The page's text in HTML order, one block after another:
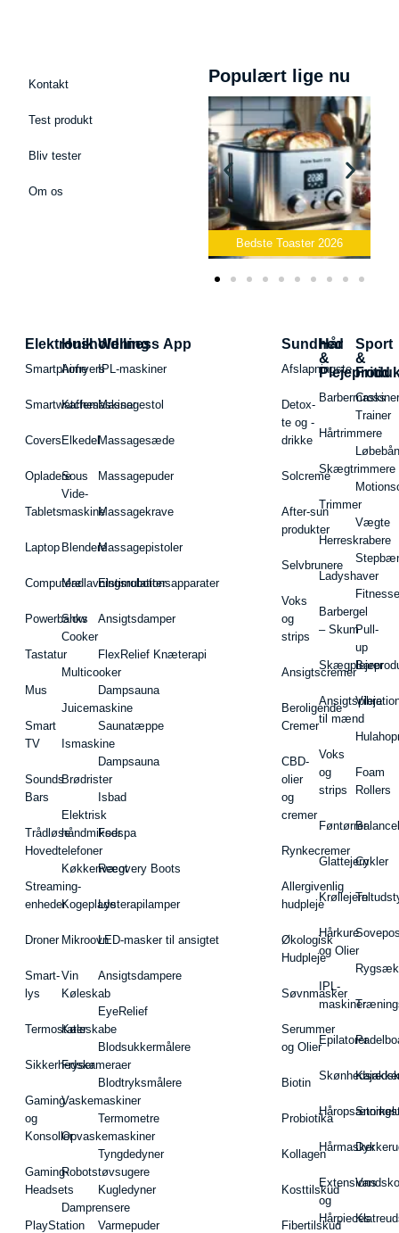
Kontakt
Test produkt
Bliv tester
Om os
Populært lige nu
Bedste Elkedel 2026
Elektronik
Smartphone
Smartwatches
Covers
Opladere
Tablets
Laptop
Computere
Powerbanks
Tastatur
Mus
Smart
TV
Sounds
Bars
Trådløse
Hovedtelefoner
Streaming-
enheder
Droner
Smart-
lys
Termostater
Sikkerhedskameraer
Gaming
og
Konsoller
Gaming-
Headsets
PlayStation
Husholdning
Airfryers
Kaffemaskiner
Elkedel
Sous
Vide-
maskine
Blendere
Madlavningsrobotter
Slow
Cooker
Multicooker
Juicemaskine
Ismaskine
Brødrister
Elektrisk
håndmikser
Køkkenvægt
Kogeplade
Mikroovn
Vin
Køleskab
Køleskabe
Fryser
Vaskemaskiner
Opvaskemaskiner
Robotstøvsugere
Damprensere
Wellness App
IPL-maskiner
Massagestol
Massagesæde
Massagepuder
Massagekrave
Massagepistoler
Elstimulationsapparater
Ansigtsdamper
FlexRelief Knæterapi
Dampsauna
Saunatæppe
Dampsauna
Isbad
Fodspa
Recovery Boots
Lysterapilamper
LED-masker til ansigtet
Ansigtsdampere
EyeRelief
Blodsukkermålere
Blodtryksmålere
Termometre
Tyngdedyner
Kugledyner
Varmepuder
Sundhed
Afslapningste
Detox-
te og -
drikke
Solcreme
After-sun
produkter
Selvbrunere
Voks
og
strips
Ansigtscremer
Beroligende
Cremer
CBD-
olier
og
cremer
Rynkecremer
Allergivenlig
hudpleje
Økologisk
Hudpleje
Søvnmasker
Serummer
og Olier
Biotin
Probiotika
Kollagen
Kosttilskud
Fibertilskud
Hår
&
Hårtrimmere
Skægtrimmere
Trimmer
Herreskrabere
Ladyshaver
Barbergel
– Skum
Ansigtspleje
til mænd
Voks
og
strips
Føntørrer
Glattejern
Krøllejern
Hårkure
og Olier
IPL-
maskiner
Epilatorer
Hårmasker
Extensions
og
Hårpieces
Sport
&
Fritid
Cross
Trainer
Vægte
Pull-
up
Barer
Foam
Rollers
Cykler
Vandsko